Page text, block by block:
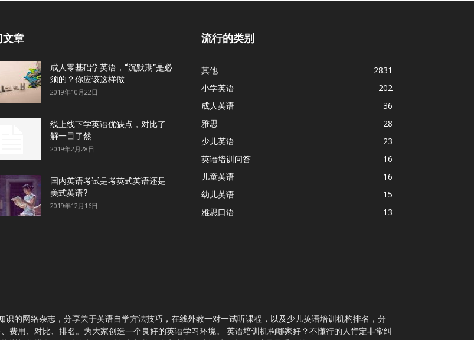
文章
成人零基础学英语，“沉默期”是必
须的？你应该这样做
2019年10月22日
线上线下学英语优缺点，对比了
解一目了然
2019年2月28日
国内英语考试是考英式英语还是
美式英语?
2019年12月16日
流行的类别
其他
2831
小学英语
202
成人英语
36
雅思
28
少儿英语
23
英语培训问答
16
儿童英语
16
幼儿英语
15
雅思口语
13
识的网络杂志，分享关于英语自学方法技巧，在线外教一对一试听课程，以及少儿英语培训机构排名，分
费用、对比、排名。为大家创造一个良好的英语学习环境。 英语培训机构哪家好？不懂行的人肯定非常纠